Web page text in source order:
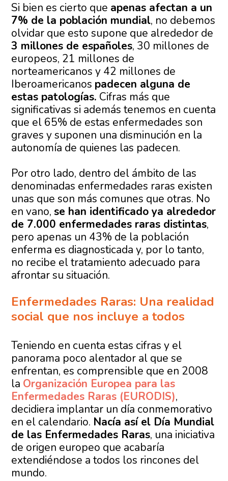
Si bien es cierto que apenas afectan a un
7% de la población mundial, no debemos
olvidar que esto supone que alrededor de
3 millones de españoles, 30 millones de
europeos, 21 millones de
norteamericanos y 42 millones de
Iberoamericanos padecen alguna de
estas patologías. Cifras más que
significativas si además tenemos en cuenta
que el 65% de estas enfermedades son
graves y suponen una disminución en la
autonomía de quienes las padecen.
Por otro lado, dentro del ámbito de las
denominadas enfermedades raras existen
unas que son más comunes que otras. No
en vano,se han identificado ya alrededor
de 7.000 enfermedades raras distintas,
pero apenas un 43% de la población
enferma es diagnosticada y, por lo tanto,
no recibe el tratamiento adecuado para
afrontar su situación.
Enfermedades Raras: Una realidad
social que nos incluye a todos
Teniendo en cuenta estas cifras y el
panorama poco alentador al que se
enfrentan, es comprensible que en 2008
la Organización Europea para las
Enfermedades Raras (EURODIS),
decidiera implantar un día conmemorativo
en el calendario. Nacía así el Día Mundial
de las Enfermedades Raras, una iniciativa
de origen europeo que acabaría
extendiéndose a todos los rincones del
mundo.